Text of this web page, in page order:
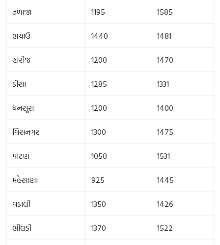
તળાજા 1195 1585
ભચાઉ 1440 1481
હારીજ 1200 1470
ડીસા 1285 1331
ધનસૂરા 1200 1400
વિસનગર 1300 1475
પાટણ 1050 1531
મહેસાણા 925 1445
વડાલી 1350 1426
ભીલડી 1370 1522